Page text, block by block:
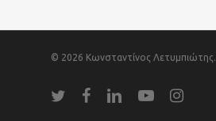
© 2026 Κωνσταντίνος Λετυμπιώτης.
twitter facebooklinkedin youtube instagram